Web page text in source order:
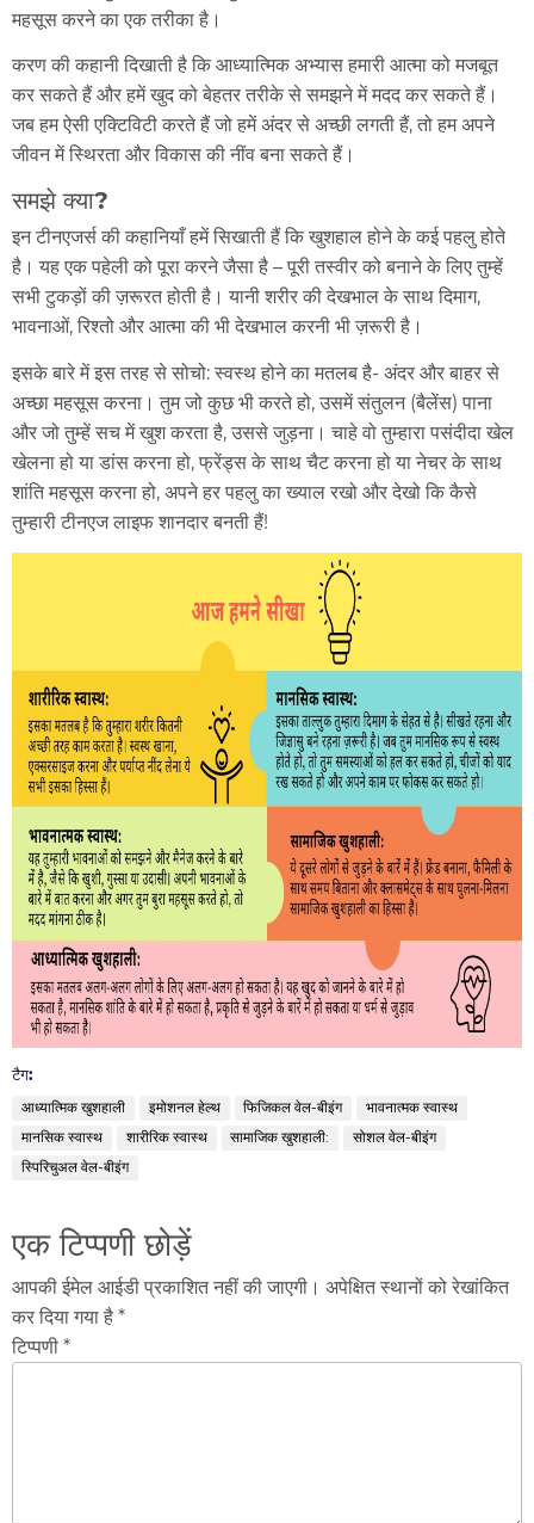
महसूस करने का एक तरीका है।
करण की कहानी दिखाती है कि आध्यात्मिक अभ्यास हमारी आत्मा को मजबूत
कर सकते हैं और हमें खुद को बेहतर तरीके से समझने में मदद कर सकते हैं।
जब हम ऐसी एक्टिविटी करते हैं जो हमें अंदर से अच्छी लगती हैं, तो हम अपने
जीवन में स्थिरता और विकास की नींव बना सकते हैं।
समझे क्या?
इन टीनएजर्स की कहानियाँ हमें सिखाती हैं कि खुशहाल होने के कई पहलु होते
है। यह एक पहेली को पूरा करने जैसा है – पूरी तस्वीर को बनाने के लिए तुम्हें
सभी टुकड़ों की ज़रूरत होती है। यानी शरीर की देखभाल के साथ दिमाग,
भावनाओं, रिश्तो और आत्मा की भी देखभाल करनी भी ज़रूरी है।
इसके बारे में इस तरह से सोचो: स्वस्थ होने का मतलब है- अंदर और बाहर से
अच्छा महसूस करना। तुम जो कुछ भी करते हो, उसमें संतुलन (बैलेंस) पाना
और जो तुम्हें सच में खुश करता है, उससे जुड़ना। चाहे वो तुम्हारा पसंदीदा खेल
खेलना हो या डांस करना हो, फ्रेंड्स के साथ चैट करना हो या नेचर के साथ
शांति महसूस करना हो, अपने हर पहलु का ख्याल रखो और देखो कि कैसे
तुम्हारी टीनएज लाइफ शानदार बनती हैं!
टैग:
आध्यात्मिक खुशहाली इमोशनल हेल्थ फिजिकल वेल-बीइंग
भावनात्मक स्वास्थ
मानसिक स्वास्थ
शारीरिक स्वास्थ सामाजिक खुशहाली:
सोशल वेल-बीइंग
स्पिरिचुअल वेल-बीइंग
एक टिप्पणी छोड़ें
आपकी ईमेल आईडी प्रकाशित नहीं की जाएगी। अपेक्षित स्थानों को रेखांकित
कर दिया गया है *
टिप्पणी *